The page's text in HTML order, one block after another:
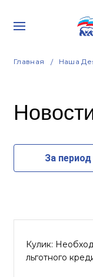
Главная Наша
За период
Кулик:
льготного